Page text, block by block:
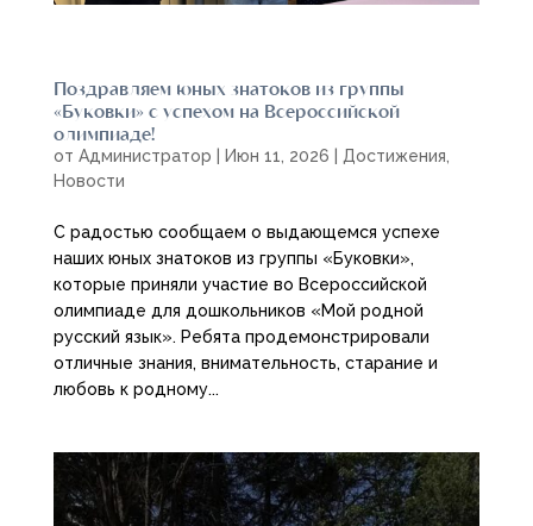
Поздравляем юных знатоков из группы
«Буковки» с успехом на Всероссийской
олимпиаде!
от Администратор Июн 11, 2026 Достижения
Новости
С радостью сообщаем о выдающемся успехе
наших юных знатоков из группы «Буковки»,
которые приняли участие во Всероссийской
олимпиаде для дошкольников «Мой родной
русский язык». Ребята продемонстрировали
отличные знания, внимательность, старание и
любовь к родному...